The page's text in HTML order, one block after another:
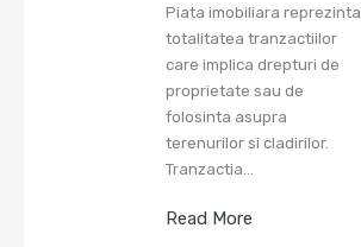
Piata imobiliara reprezinta
totalitatea tranzactiilor
care implica drepturi de
proprietate sau de
folosinta asupra
terenurilor si cladirilor.
Tranzactia…
Read More